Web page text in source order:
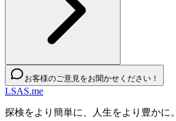
お客様のご意見をお聞かせください！
LSAS.me
探検をより簡単に、人生をより豊かに。